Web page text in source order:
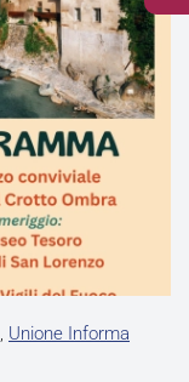
, Unione Informa